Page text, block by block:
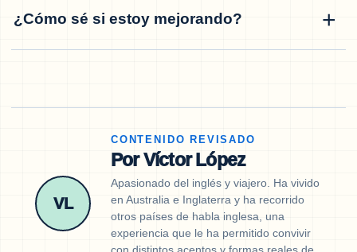
¿Cómo sé si estoy mejorando?
VL
CONTENIDO REVISADO
Por Víctor López
Apasionado del inglés y viajero. Ha vivido
en Australia e Inglaterra y ha recorrido
otros países de habla inglesa, una
experiencia que le ha permitido convivir